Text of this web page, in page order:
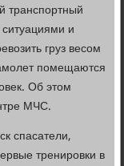
транспортный
и
груз весом
помещаются
Об этом
МЧС.
спасатели,
тренировки в